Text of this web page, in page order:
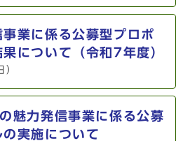
業に係る公募型プロポ
について（令和7年度）
魅力発信事業に係る公募
実施について